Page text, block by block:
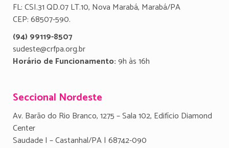
FL: CSI.31 QD.07 LT.10, Nova Marabá, Marabá/PA
CEP: 68507-590.
(94) 99119-8507
sudeste@crfpa.org.br
Horário de Funcionamento:9h às 16h
Seccional Nordeste
Av. Barão do Rio Branco, 1275 – Sala 102, Edifício Diamond
Center
Saudade I – Castanhal/PA | 68742-090